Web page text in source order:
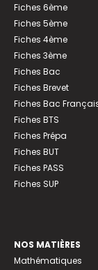
Fiches 6ème
Fiches 5ème
Fiches 4ème
Fiches 3ème
Fiches Bac
Fiches Brevet
Fiches Bac
Fiches BTS
Fiches Prépa
Fiches BUT
Fiches PASS
Fiches SUP
NOS MATIÈRES
Mathématiques